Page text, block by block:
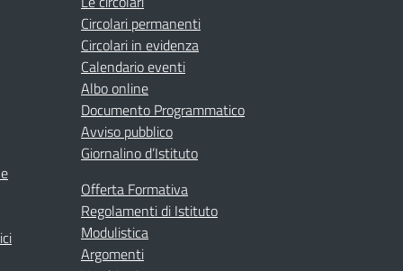
Circolari permanenti
Circolari in evidenza
Calendario eventi
Albo online
Documento Programmatico
Avviso pubblico
Giornalino d’Istituto
Offerta Formativa
Regolamenti di Istituto
Modulistica
Argomenti